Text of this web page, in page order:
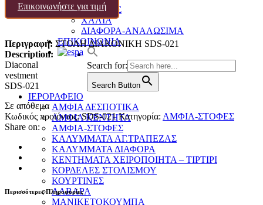
ΕΙΚΟΝΕΣ
ΧΑΛΙΑ
ΔΙΑΦΟΡΑ-ΑΝΑΛΩΣΙΜΑ
ΕΠΙΚΟΙΝΩΝΙΑ
Search for:
Search Button
ΙΕΡΟΡΑΦΕΙΟ
ΑΜΦΙΑ ΔΕΣΠΟΤΙΚΑ
ΑΜΦΙΑ ΚΕΝΤΗΤΑ
ΑΜΦΙΑ-ΣΤΟΦΕΣ
ΚΑΛΥΜΜΑΤΑ ΑΓ.ΤΡΑΠΕΖΑΣ
ΚΑΛΥΜΜΑΤΑ ΔΙΑΦΟΡΑ
ΚΕΝΤΗΜΑΤΑ ΧΕΙΡΟΠΟΙΗΤΑ – ΤΙΡΤΙΡΙ
ΚΟΡΔΕΛΕΣ ΣΤΟΛΙΣΜΟΥ
ΚΟΥΡΤΙΝΕΣ
ΛΑΒΑΡΑ
ΜΑΝΙΚΕΤΟΚΟΥΜΠΑ
Επικοινωνήστε για τιμή
Περιγραφή: ΣΤΟΛΗ ΔΙΑΚΟΝΙΚΗ SDS-021
Description:
Diaconal
vestment
SDS-021
Σε απόθεμα
Κωδικός προϊόντος:SDS-021 Κατηγορία: ΑΜΦΙΑ-ΣΤΟΦΕΣ
Share on:
Περισσότερες Πληροφορίες